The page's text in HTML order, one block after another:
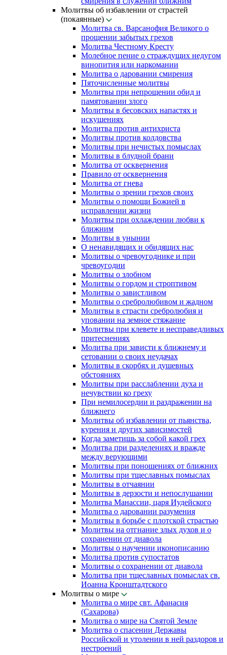
Молитвы об избавлении от страстей
(покаянные)
Молитва св. Варсанофия Великого о
прощении забытых грехов
Молитва Честному Кресту
Молебное пение о страждущих недугом
винопития или наркомании
Молитва о даровании смирения
Пяточисленные молитвы
Молитвы при непрощении обид и
памятовании злого
Молитвы в бесовских напастях и
искушениях
Молитва против антихриста
Молитвы против колдовства
Молитвы при нечистых помыслах
Молитвы в блудной брани
Молитва от осквернения
Правило от осквернения
Молитва от гнева
Молитвы о зрении грехов своих
Молитвы о помощи Божией в
исправлении жизни
Молитвы при охлаждении любви к
ближним
Молитвы в унынии
О ненавидящих и обидящих нас
Молитвы о чревоугоднике и при
чревоугодии
Молитвы о злобном
Молитвы о гордом и строптивом
Молитвы о завистливом
Молитвы о сребролюбивом и жадном
Молитвы в страсти сребролюбия и
уповании на земное стяжание
Молитвы при клевете и несправедливых
притеснениях
Молитва при зависти к ближнему и
сетовании о своих неудачах
Молитвы в скорбях и душевных
обстояниях
Молитвы при расслаблении духа и
нечувствии ко греху
При немилосердии и раздражении на
ближнего
Молитвы об избавлении от пьянства,
курения и других зависимостей
Когда заметишь за собой какой грех
Молитва при разделениях и вражде
между верующими
Молитвы при поношениях от ближних
Молитвы при тщеславных помыслах
Молитвы в отчаянии
Молитвы в дерзости и непослушании
Молитва Манассии, царя Иудейского
Молитва о даровании разумения
Молитвы в борьбе с плотской страстью
Молитвы на отгнание злых духов и о
сохранении от диавола
Молитвы о научении иконописанию
Молитва против супостатов
Молитвы о сохранении от диавола
Молитва при тщеславных помыслах св.
Иоанна Кронштадтского
Молитвы о мире
Молитва о мире свт. Афанасия
(Сахарова)
Молитва о мире на Святой Земле
Молитва о спасении Державы
Российской и утолении в ней раздоров и
нестроений